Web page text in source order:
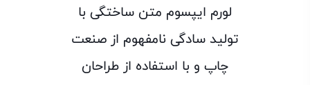
لورم ایپسوم متن ساختگی با
تولید سادگی نامفهوم از صنعت
چاپ و با استفاده از طراحان